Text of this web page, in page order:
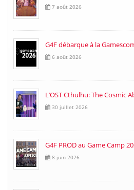
7 août 2026
G4F débarque à la
6 août 2026
L’OST Cthulhu: The Cosmic
30 juillet 2026
G4F PROD au Game Camp
8 juin 2026